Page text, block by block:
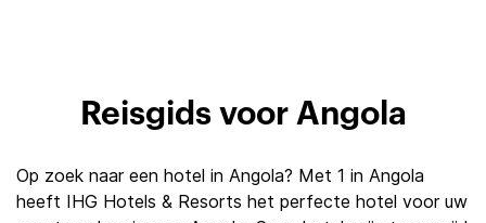
Reisgids voor Angola
Op zoek naar een hotel in Angola? Met 1 in Angola
heeft IHG Hotels & Resorts het perfecte hotel voor uw